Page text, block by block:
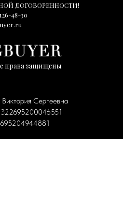
права защищены
ДОГОВОРЕННОСТИ!
48-30
Сергеевна